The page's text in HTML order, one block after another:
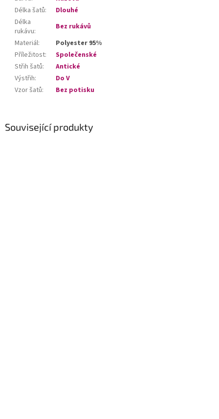
Související produkty
Délka šatů:
Dlouhé
Délka
rukávu:
Bez rukávů
Materiál:
Polyester 95%
Příležitost:
Společenské
Střih šatů:
Antické
Výstřih:
Do V
Vzor šatů: Bez potisku